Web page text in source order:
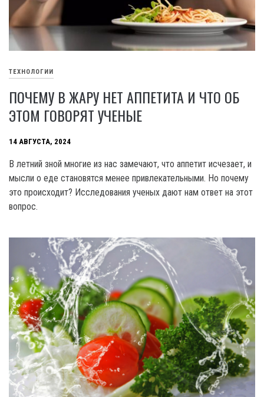
ТЕХНОЛОГИИ
ПОЧЕМУ В ЖАРУ НЕТ АППЕТИТА И ЧТО ОБ
ЭТОМ ГОВОРЯТ УЧЕНЫЕ
14 АВГУСТА, 2024
В летний зной многие из нас замечают, что аппетит исчезает, и
мысли о еде становятся менее привлекательными. Но почему
это происходит? Исследования ученых дают нам ответ на этот
вопрос.